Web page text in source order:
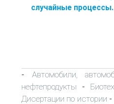
случайные процессы.
- Автомобили,
нефтепродукты -
Дисертации по истории -